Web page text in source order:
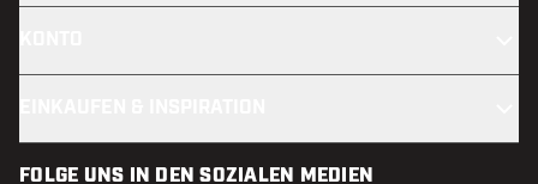
FOLGE UNS IN DEN SOZIALEN MEDIEN